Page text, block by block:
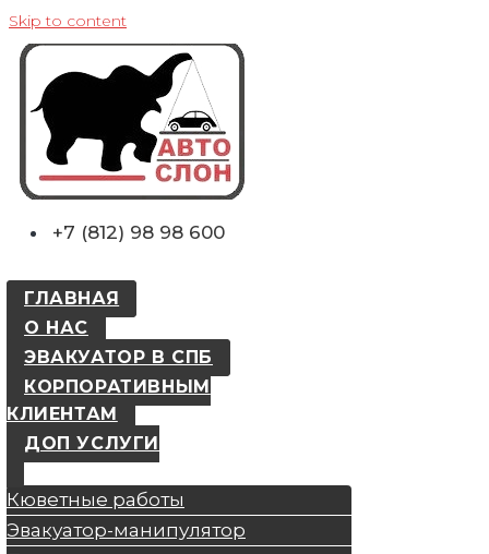
Skip to content
+7 (812) 98 98 600
ГЛАВНАЯ
О НАС
ЭВАКУАТОР В СПБ
КОРПОРАТИВНЫМ
КЛИЕНТАМ
ДОП УСЛУГИ
Кюветные работы
Эвакуатор-манипулятор